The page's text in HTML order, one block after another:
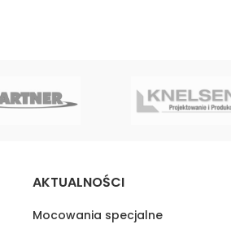
AKTUALNOŚCI
Mocowania specjalne